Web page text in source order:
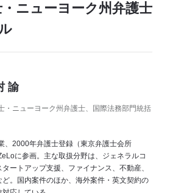
ニューヨーク州弁護士
諭
・ニューヨーク州弁護士、国際法務部門統括
、2000年弁護士登録（東京弁護士会所
に参画。主な取扱分野は、ジェネラルコ
ートアップ支援、ファイナンス、不動産、
。国内案件のほか、海外案件・英文契約の